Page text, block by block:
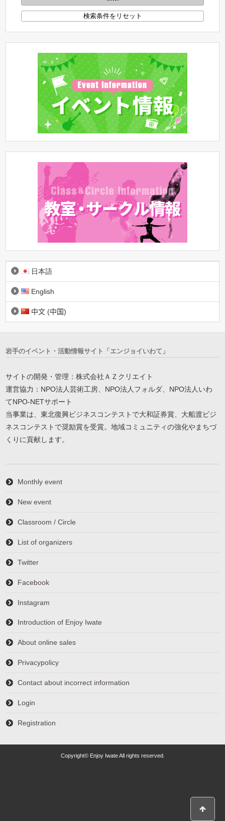
日本語
English
中文 (中国)
岩手のイベント・活動情報サイト「エンジョイいわて」
サイトの開発・管理：株式会社ＡＺクリエイト
運営協力：NPO法人芸術工房、NPO法人フォルダ、NPO法人いわ
てNPO-NETサポート
当事業は、東北復興ビジネスコンテストで大和証券賞、大船渡ビジ
ネスコンテストで奨励賞を受賞。地域コミュニティの強化やまちづ
くりに貢献します。
Monthly event
New event
Classroom / Circle
List of organizers
Twitter
Facebook
Instagram
Introduction of Enjoy Iwate
About online sales
Privacypolicy
Contact about incorrect information
Login
Registration
Copyright© Enjoy Iwate All rights reserved.